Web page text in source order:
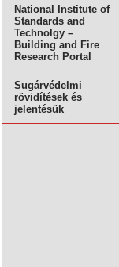
National Institute of
Standards and
Technolgy –
Building and Fire
Research Portal
Sugárvédelmi
rövidítések és
jelentésük